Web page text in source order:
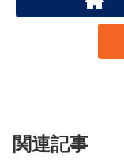
関連記事